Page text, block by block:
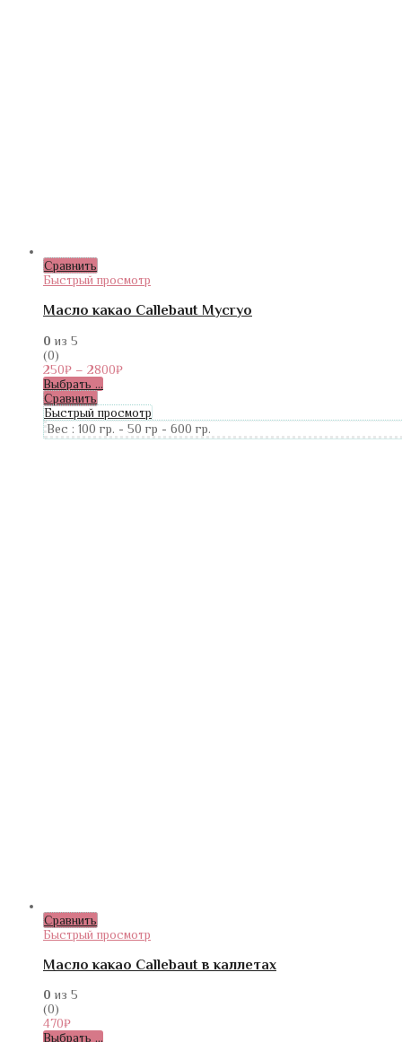
Сравнить
Быстрый просмотр
Масло какао Callebaut Mycryo
0 из 5
(0)
250₽ – 2800₽
Выбрать ...
Сравнить
Быстрый просмотр
Вес : 100 гр. - 50 гр - 600 гр.
Сравнить
Быстрый просмотр
Масло какао Callebaut в каллетах
0 из 5
(0)
470₽
Выбрать ...